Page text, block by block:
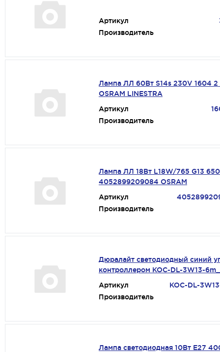
Артикул
Производитель
Лампа ЛЛ 60Вт S14s 230V 1604 2
OSRAM LINESTRA
Артикул
Производитель
Лампа ЛЛ 18Вт L18W/765 G13
4052899209084 OSRAM
Артикул
Производитель
Дюралайт светодиодный синий
контроллером KOC-DL-3W13-
Артикул
KOC-DL-
Производитель
Лампа светодиодная 10Вт Е27